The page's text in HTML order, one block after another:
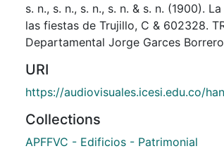
s. n., s. n., s. n., s. n. & s. n. (1900).
las fiestas de Trujillo, C & 602328.
Departamental Jorge Garces
URI
https://audiovisuales.icesi.edu.co/
Collections
APFFVC - Edificios - Patrimonial